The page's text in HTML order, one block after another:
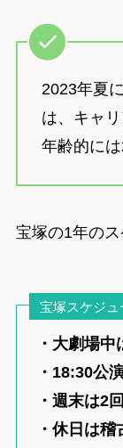
2023年夏
は、キャリ
年齢的に
宝塚の1年のス
宝塚スケジュ
・大劇場
・18:30公
・週末は2
・休日は